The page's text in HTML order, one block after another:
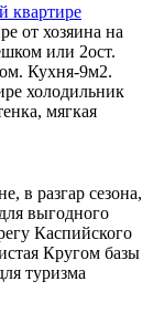
квартире
от хозяина на
или 2ост.
Кухня-9м2.
холодильник
мягкая
в разгар сезона,
выгодного
Каспийского
Кругом базы
туризма